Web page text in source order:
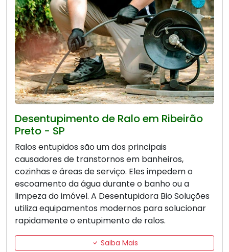
Desentupimento de Ralo em Ribeirão
Preto - SP
Ralos entupidos são um dos principais
causadores de transtornos em banheiros,
cozinhas e áreas de serviço. Eles impedem o
escoamento da água durante o banho ou a
limpeza do imóvel. A Desentupidora Bio Soluções
utiliza equipamentos modernos para solucionar
rapidamente o entupimento de ralos.
Saiba Mais